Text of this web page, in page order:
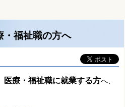
・福祉職の方へ
医療・福祉職に就業する方へ、